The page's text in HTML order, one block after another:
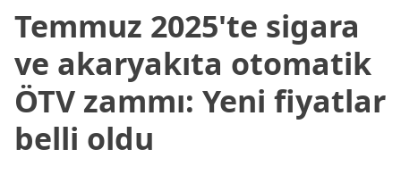
Temmuz 2025'te sigara
ve akaryakıta otomatik
ÖTV zammı: Yeni fiyatlar
belli oldu